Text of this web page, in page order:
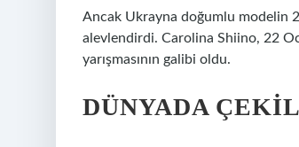
Ancak Ukrayna doğumlu modelin
alevlendirdi. Carolina Shiino, 22
yarışmasının galibi oldu.
DÜNYADA